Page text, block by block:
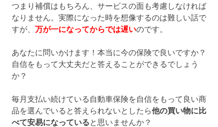
つまり補償はもちろん、サービスの面も考慮しなければ
なりません。実際になった時を想像するのは難しい話で
すが、 万が一になってからでは遅いのです。
あなたに問いかけます！本当に今の保険で良いですか？
自信をもって大丈夫だと答えることができるでしょう
か？
毎月支払い続けている自動車保険を自信をもって良い商
品を選んでいると答えられないとしたら他の買い物に比
べて安易になっていると思いませんか？